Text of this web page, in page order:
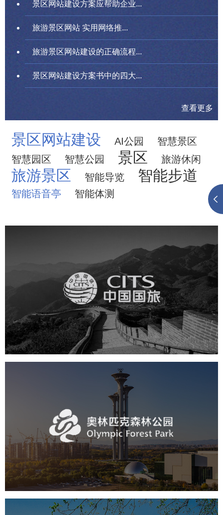
景区网站建设方案应帮助企业...
旅游景区网站 实用网络推...
旅游景区网站建设的正确流程...
景区网站建设方案书中的四大...
查看更多
景区网站建设 AI公园
智慧景区
智慧园区
智慧公园 景区 旅游休闲
旅游景区 智能导览 智能步道
智能语音亭 智能体测
中国国旅
旅游休闲 电商网站 网站建设
奥体森林公园
旅游休闲 公园 AI人工智能
智慧公园
智慧体育公园
智能步道 智能大数据平台